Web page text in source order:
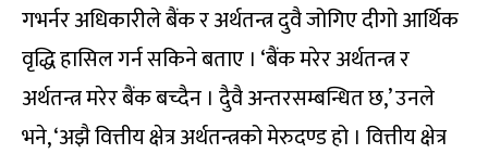
गभर्नर अधिकारीले बैंक र अर्थतन्त्र दुवै जोगिए दीगो आर्थिक
वृद्धि हासिल गर्न सकिने बताए । ‘बैंक मरेर अर्थतन्त्र र
अर्थतन्त्र मरेर बैंक बच्दैन । दुैवै अन्तरसम्बन्धित छ,’ उनले
भने, ‘अझै वित्तीय क्षेत्र अर्थतन्त्रको मेरुदण्ड हो । वित्तीय क्षेत्र